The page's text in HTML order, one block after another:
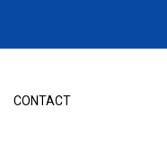
CONTACT